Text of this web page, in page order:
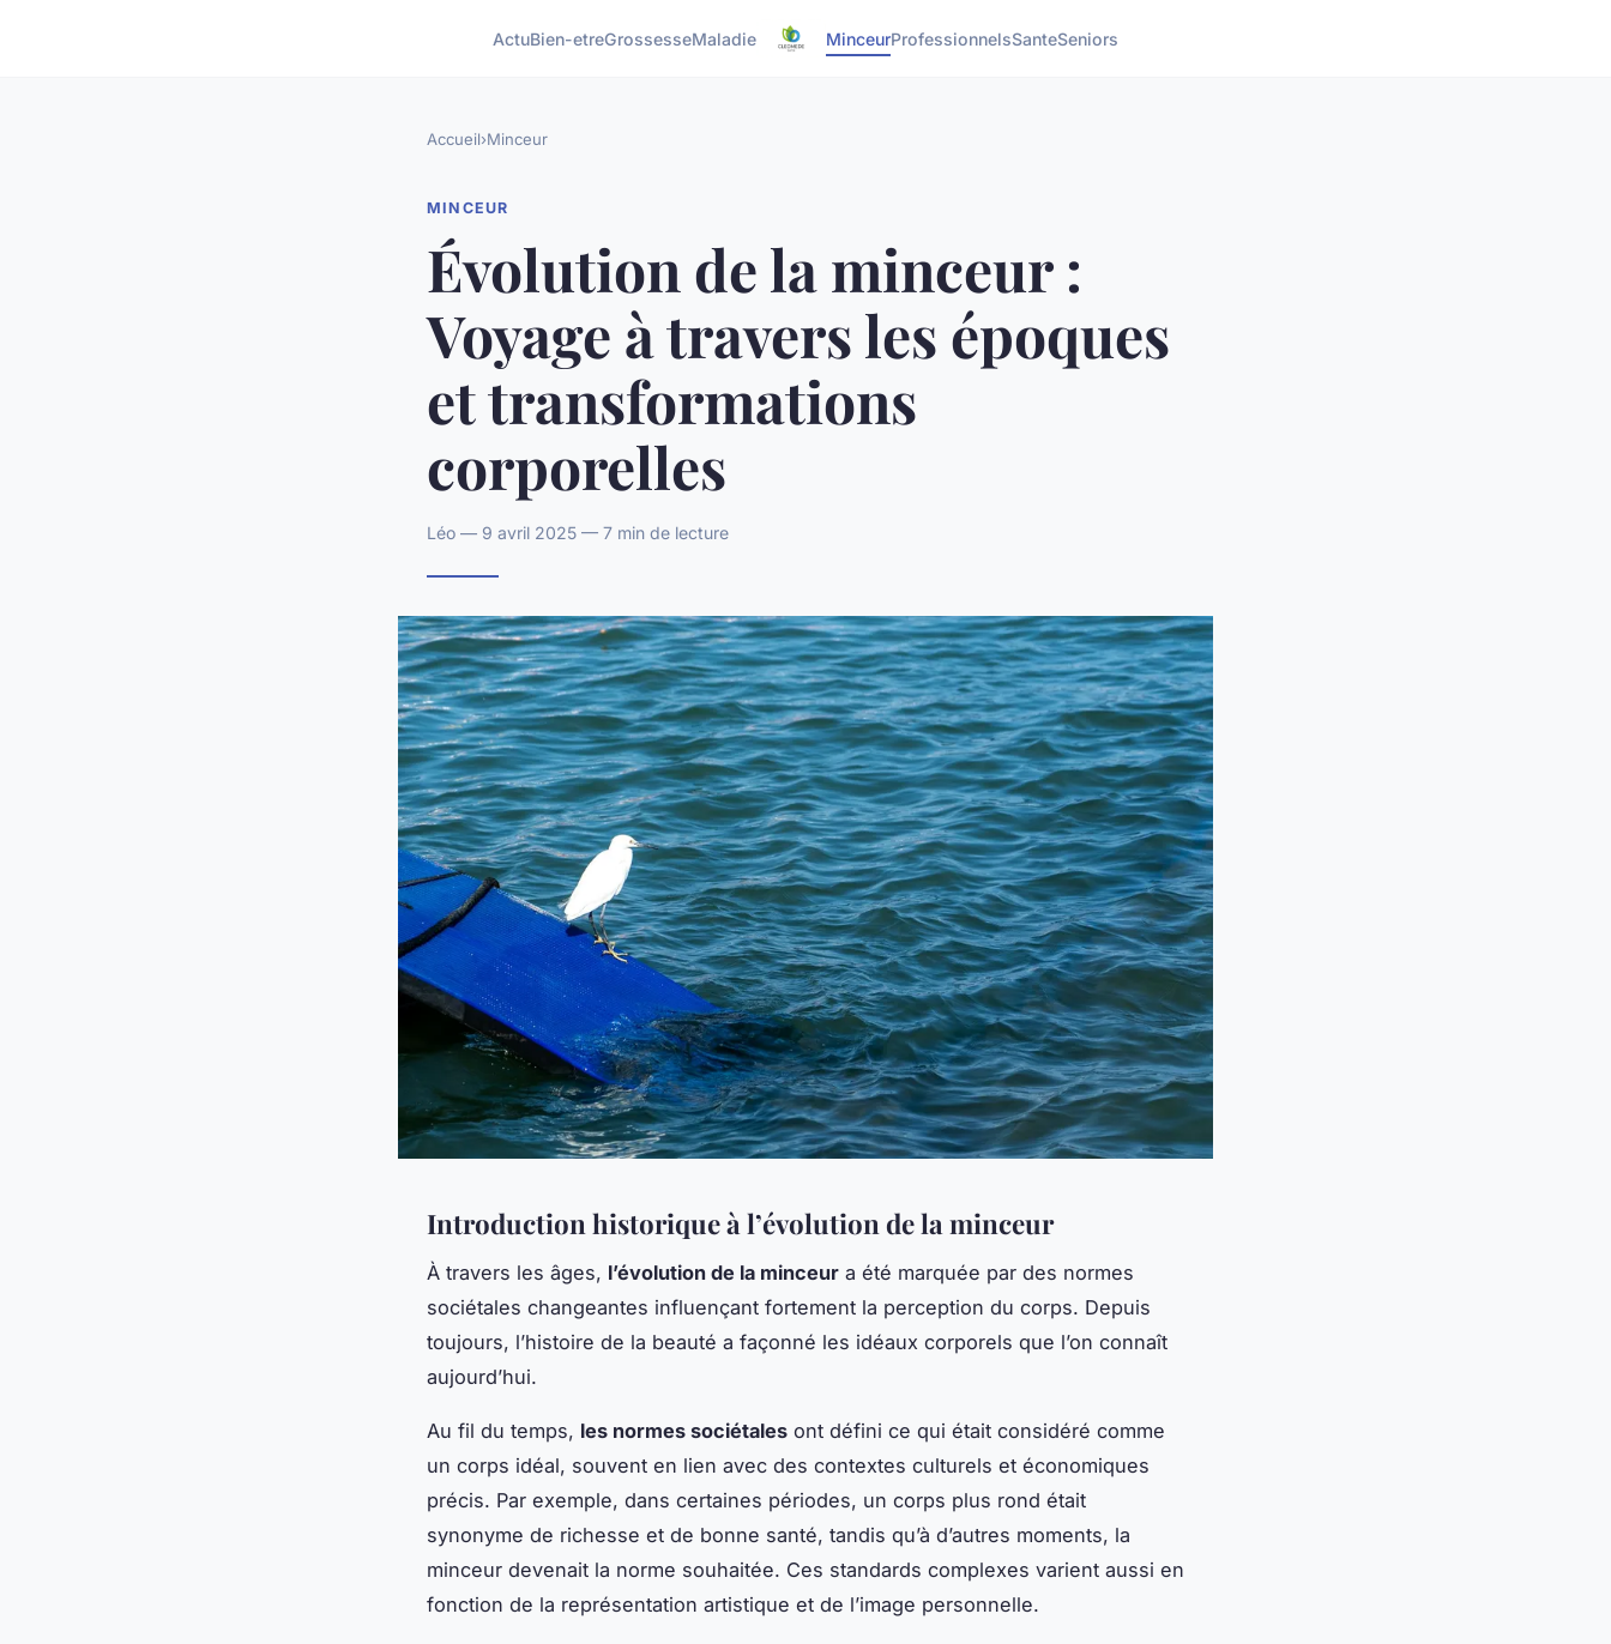
ActuBien-etreGrossesseMaladie MinceurProfessionnelsSanteSeniors
Accueil›Minceur
MINCEUR
Évolution de la minceur :
Voyage à travers les époques
et transformations
corporelles
Léo — 9 avril 2025 — 7 min de lecture
Introduction historique à l’évolution de la minceur
À travers les âges, l’évolution de la minceur a été marquée par des normes
sociétales changeantes influençant fortement la perception du corps. Depuis
toujours, l’histoire de la beauté a façonné les idéaux corporels que l’on connaît
aujourd’hui.
Au fil du temps, les normes sociétales ont défini ce qui était considéré comme
un corps idéal, souvent en lien avec des contextes culturels et économiques
précis. Par exemple, dans certaines périodes, un corps plus rond était
synonyme de richesse et de bonne santé, tandis qu’à d’autres moments, la
minceur devenait la norme souhaitée. Ces standards complexes varient aussi en
fonction de la représentation artistique et de l’image personnelle.